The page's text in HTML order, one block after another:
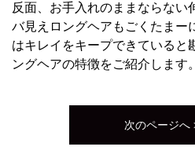
反面、お手入れのままならない
バ見えロングヘアもごくたまー
はキレイをキープできていると
ングヘアの特徴をご紹介します。
次のページへ